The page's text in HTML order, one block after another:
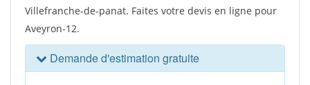
Villefranche-de-panat. Faites votre devis en ligne pour
Aveyron-12.